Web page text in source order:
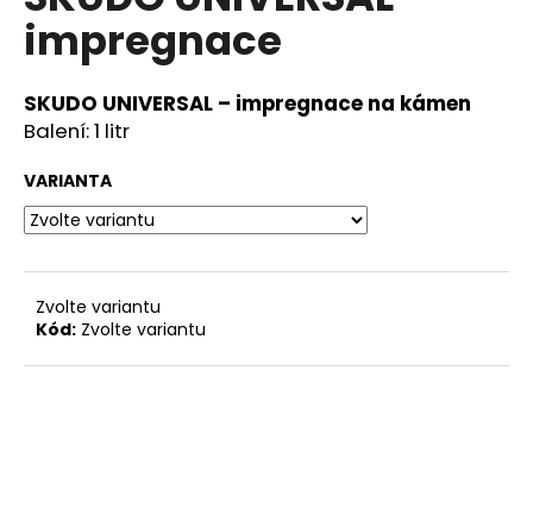
0,0
hvězdiček.
impregnace
SKUDO UNIVERSAL – impregnace na kámen
Balení: 1 litr
VARIANTA
Zvolte variantu
Kód: Zvolte variantu
a
j
í
t
HLEDAT